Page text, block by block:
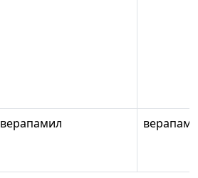
верапамил